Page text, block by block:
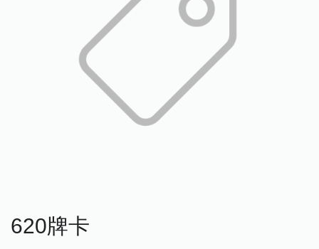
620牌卡